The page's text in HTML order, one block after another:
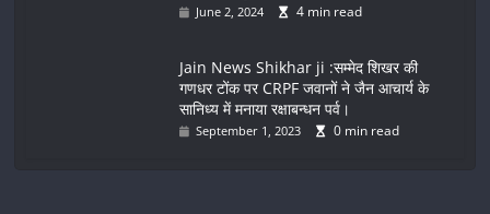
June 2, 2024 4 min read
Jain News Shikhar ji :सम्मेद शिखर की
गणधर टोंक पर CRPF जवानों ने जैन आचार्य के
सानिध्य में मनाया रक्षाबन्धन पर्व।
September 1, 2023 0 min read